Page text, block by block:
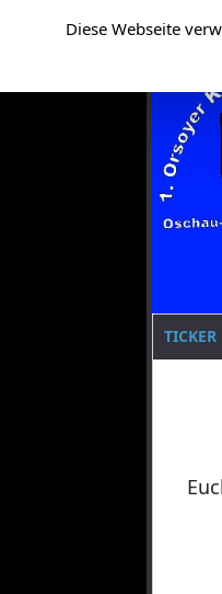
TICKER
Diese Webseite